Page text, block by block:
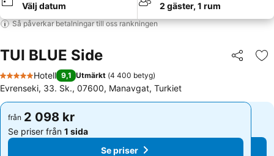
Välj datum 2 gäster, 1 rum
Så påverkar betalningar till oss rankningen
TUI BLUE Side Dela
5 Stjärnor
Hotell 9,1 Utmärkt (4 400 betyg)
Evrenseki, 33. Sk., 07600, Manavgat, Turkiet
från 2 098 kr
Se priser från 1 sida
Se priser
från 2 098 kr
Se priser från 1 sida
Se priser